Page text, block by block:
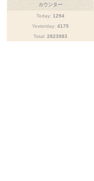
カウンター
Today: 1294
Yesterday: 4175
Total: 2823983